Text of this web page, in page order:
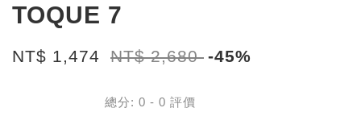
TOQUE 7
NT$ 1,474 NT$ 2,680 -45%
總分: 0 - 0 評價